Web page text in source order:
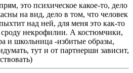
это психическое какое-то, дело
на вид, дело в том, что человек
над ней, для меня это как-то
сроду некрофилии. А костюмчики,
и школьница -избитые образы,
тут и от партнерши зависит,